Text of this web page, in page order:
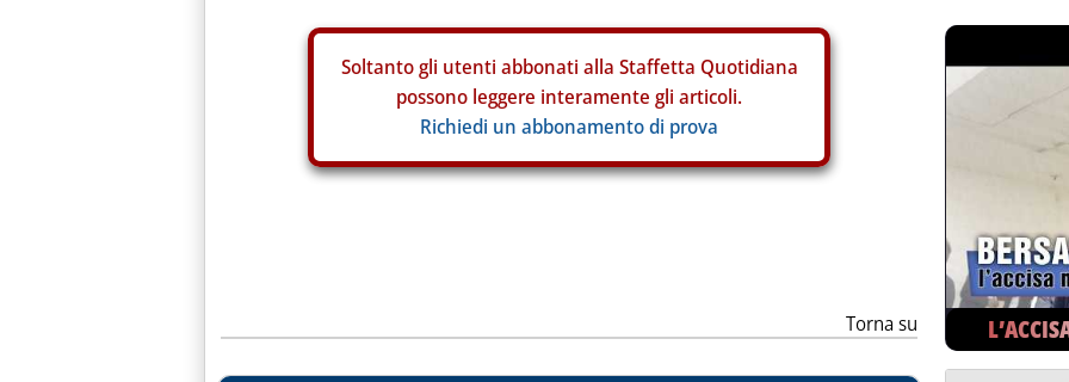
Soltanto gli utenti abbonati alla Staffetta Quotidiana
possono leggere interamente gli articoli.
Richiedi un abbonamento di prova
Torna su